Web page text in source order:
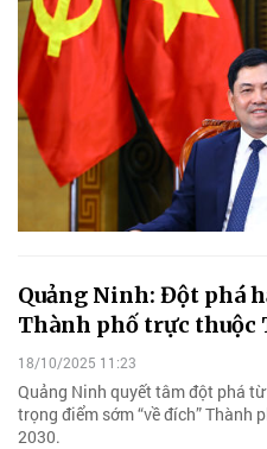
Quảng Ninh: Đột phá
Thành phố trực thuộc
18/10/2025 11:23
Quảng Ninh quyết tâm đột phá
trọng điểm sớm “về đích” Thành
2030.